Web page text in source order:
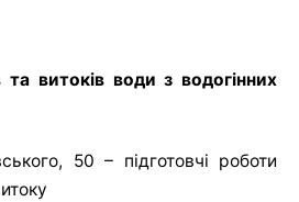
та витоків води з водогінних
50 – підготовчі роботи